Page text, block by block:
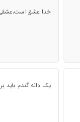
خدا عشق است،عشقی
یک دانه گندم باید